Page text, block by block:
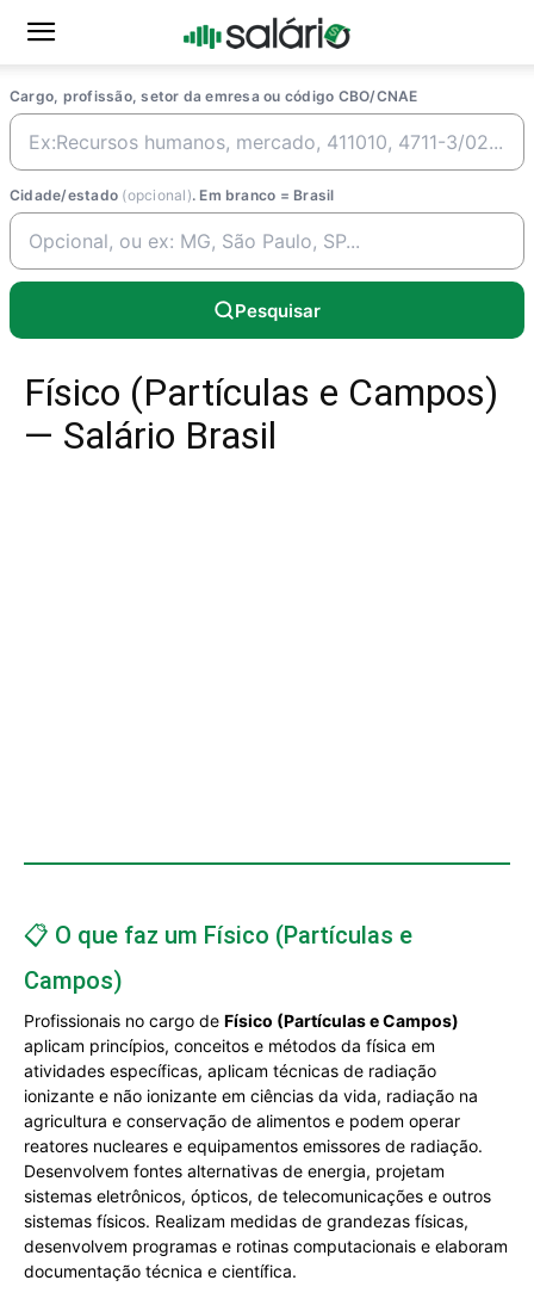
Cargo, profissão, setor da emresa ou código CBO/CNAE
Cidade/estado (opcional). Em branco = Brasil
Pesquisar
Físico (Partículas e Campos)
— Salário Brasil
📋 O que faz um Físico (Partículas e
Campos)
Profissionais no cargo de Físico (Partículas e Campos)
aplicam princípios, conceitos e métodos da física em
atividades específicas, aplicam técnicas de radiação
ionizante e não ionizante em ciências da vida, radiação na
agricultura e conservação de alimentos e podem operar
reatores nucleares e equipamentos emissores de radiação.
Desenvolvem fontes alternativas de energia, projetam
sistemas eletrônicos, ópticos, de telecomunicações e outros
sistemas físicos. Realizam medidas de grandezas físicas,
desenvolvem programas e rotinas computacionais e elaboram
documentação técnica e científica.